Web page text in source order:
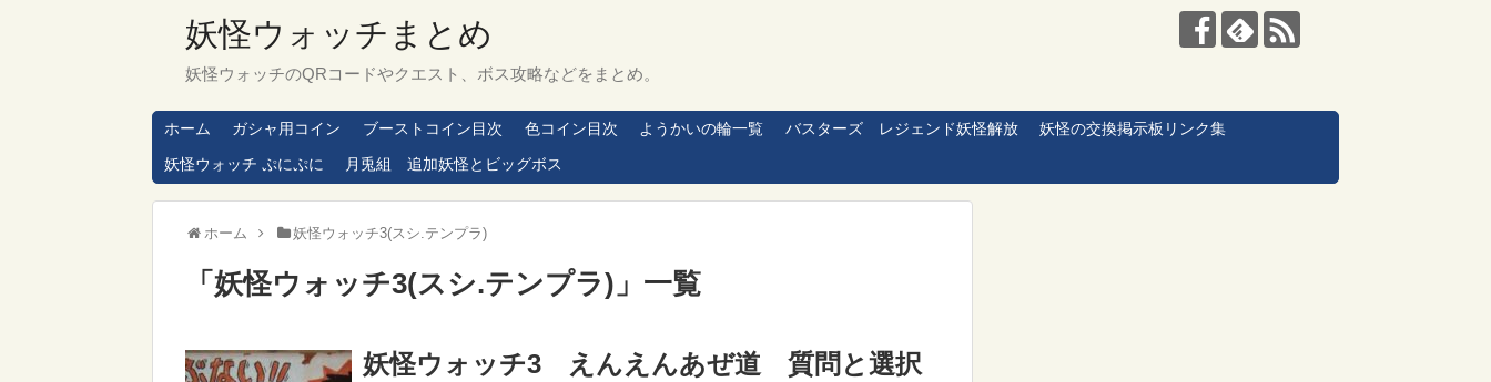
妖怪ウォッチまとめ
妖怪ウォッチのQRコードやクエスト、ボス攻略などをまとめ。
ホーム ガシャ用コイン ブーストコイン目次 色コイン目次 ようかいの輪一覧 バスターズ レジェンド妖怪解放
妖怪の交換掲示板リンク集
妖怪ウォッチ ぷにぷに
月兎組 追加妖怪とビッグボス
ホーム 妖怪ウォッチ3(スシ.テンプラ)
「 妖怪ウォッチ3(スシ.テンプラ) 」 一覧
妖怪ウォッチ3 えんえんあぜ道 質問と選択